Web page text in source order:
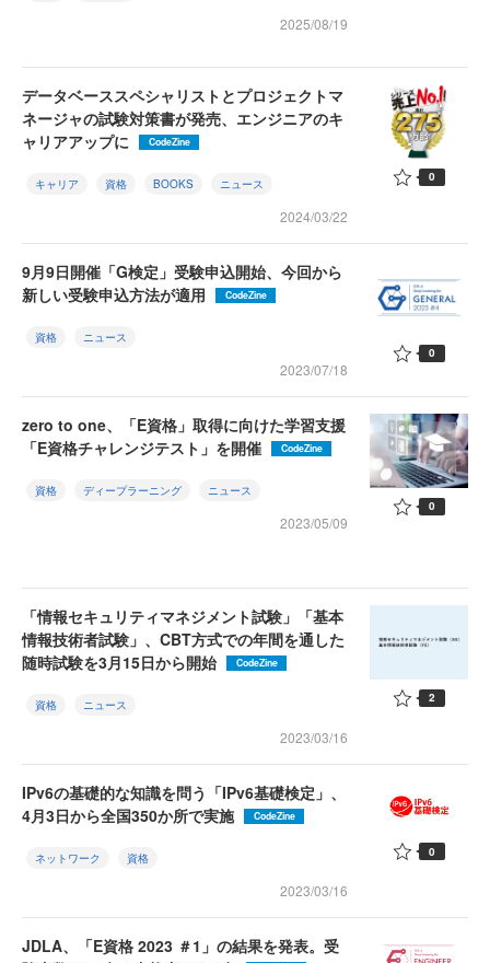
2025/08/19
データベーススペシャリストとプロジェクトマ
ネージャの試験対策書が発売、エンジニアのキ
ャリアアップに
CodeZine
キャリア 資格 BOOKS ニュース
2024/03/22
0
9月9日開催「G検定」受験申込開始、今回から
新しい受験申込方法が適用
CodeZine
資格 ニュース
2023/07/18
0
zero to one、「E資格」取得に向けた学習支援
「E資格チャレンジテスト」を開催
CodeZine
資格 ディープラーニング ニュース
2023/05/09
0
「情報セキュリティマネジメント試験」「基本
情報技術者試験」、CBT方式での年間を通した
随時試験を3月15日から開始
CodeZine
資格 ニュース
2023/03/16
2
IPv6の基礎的な知識を問う「IPv6基礎検定」、
4月3日から全国350か所で実施
CodeZine
ネットワーク 資格
2023/03/16
0
JDLA、「E資格 2023 ＃1」の結果を発表。受